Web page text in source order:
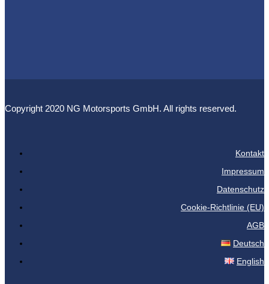
Copyright 2020 NG Motorsports GmbH. All rights reserved.
Kontakt
Impressum
Datenschutz
Cookie-Richtlinie (EU)
AGB
Deutsch
English